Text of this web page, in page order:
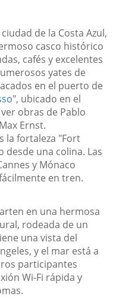
de la Costa Azul,
casco histórico
cafés y excelentes
yates de
en el puerto de
", ubicado en el
obras de Pablo
Ernst.
la fortaleza "Fort
desde una colina. Las
y Mónaco
en tren.
en una hermosa
rodeada de un
una vista del
y el mar está a
participantes
Wi-Fi rápida y